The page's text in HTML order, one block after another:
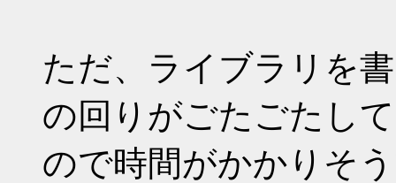
ただ、ライブラリを
の回りがごたごたし
ので時間がかかりそ